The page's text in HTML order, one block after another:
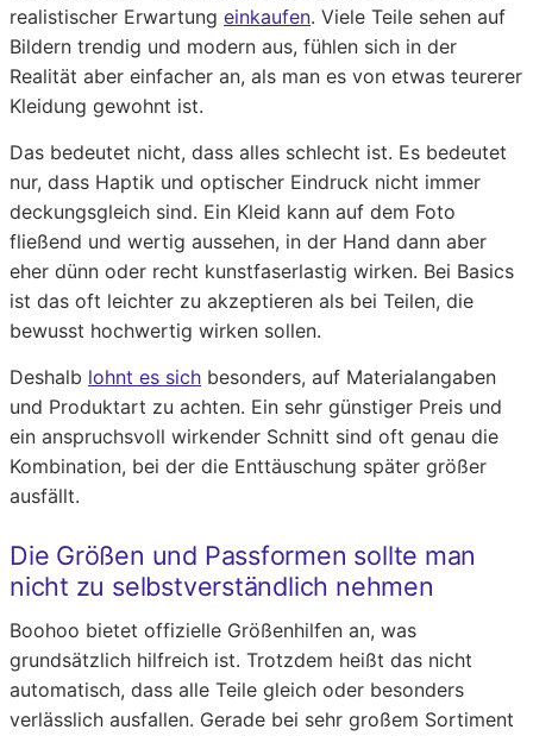
realistischer Erwartung einkaufen. Viele Teile sehen auf
Bildern trendig und modern aus, fühlen sich in der
Realität aber einfacher an, als man es von etwas teurerer
Kleidung gewohnt ist.
Das bedeutet nicht, dass alles schlecht ist. Es bedeutet
nur, dass Haptik und optischer Eindruck nicht immer
deckungsgleich sind. Ein Kleid kann auf dem Foto
fließend und wertig aussehen, in der Hand dann aber
eher dünn oder recht kunstfaserlastig wirken. Bei Basics
ist das oft leichter zu akzeptieren als bei Teilen, die
bewusst hochwertig wirken sollen.
Deshalb lohnt es sich besonders, auf Materialangaben
und Produktart zu achten. Ein sehr günstiger Preis und
ein anspruchsvoll wirkender Schnitt sind oft genau die
Kombination, bei der die Enttäuschung später größer
ausfällt.
Die Größen und Passformen sollte man
nicht zu selbstverständlich nehmen
Boohoo bietet offizielle Größenhilfen an, was
grundsätzlich hilfreich ist. Trotzdem heißt das nicht
automatisch, dass alle Teile gleich oder besonders
verlässlich ausfallen. Gerade bei sehr großem Sortiment